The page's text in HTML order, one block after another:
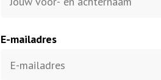
E-mailadres